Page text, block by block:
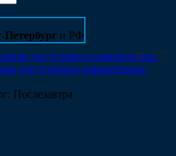
Петербург и РФ
для углового наконечника.
Послезавтра